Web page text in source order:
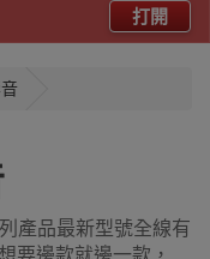
打開
產品最新型號全線有
要邊款就邊一款，